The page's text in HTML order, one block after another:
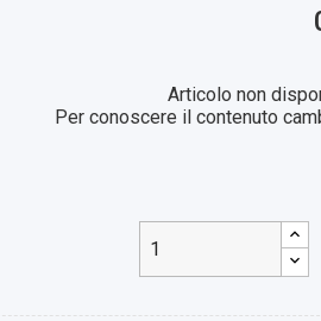
Articolo non
Per conoscere il contenuto